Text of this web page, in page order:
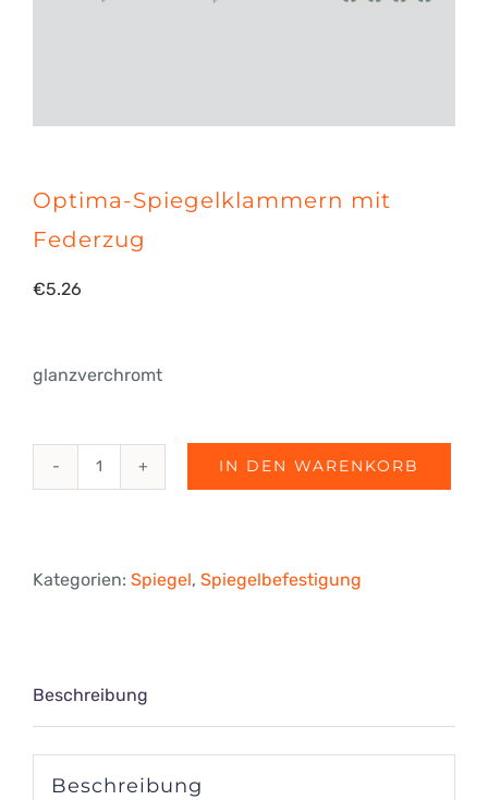
Optima-Spiegelklammern mit
Federzug
€5.26
glanzverchromt
Optima-
IN DEN WARENKORB
Kategorien: Spiegel, Spiegelbefestigung
Beschreibung
Beschreibung